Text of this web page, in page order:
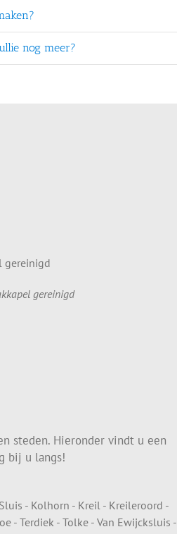
nog meer?
gereinigd
steden. Hieronder vindt u een
bij u langs!
- Kolhorn - Kreil - Kreileroord -
- Terdiek - Tolke - Van Ewijcksluis -